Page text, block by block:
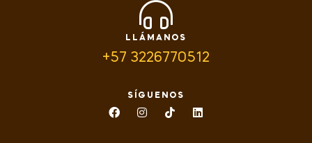
LLÁMANOS
+57 3226770512
SÍGUENOS